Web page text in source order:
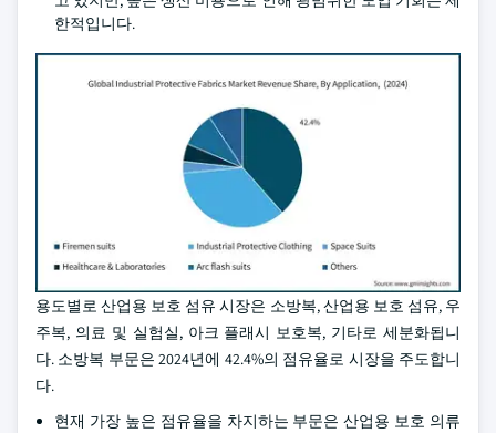
한적입니다.
용도별로 산업용 보호 섬유 시장은 소방복, 산업용 보호 섬유, 우
주복, 의료 및 실험실, 아크 플래시 보호복, 기타로 세분화됩니
다. 소방복 부문은 2024년에 42.4%의 점유율로 시장을 주도합니
다.
현재 가장 높은 점유율을 차지하는 부문은 산업용 보호 의류